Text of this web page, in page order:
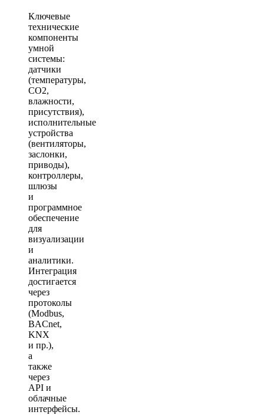
Ключевые
технические
компоненты
умной
системы:
датчики
(температуры,
CO2,
влажности,
присутствия),
исполнительные
устройства
(вентиляторы,
заслонки,
приводы),
контроллеры,
шлюзы
и
программное
обеспечение
для
визуализации
и
аналитики.
Интеграция
достигается
через
протоколы
(Modbus,
BACnet,
KNX
и пр.),
а
также
через
API и
облачные
интерфейсы.